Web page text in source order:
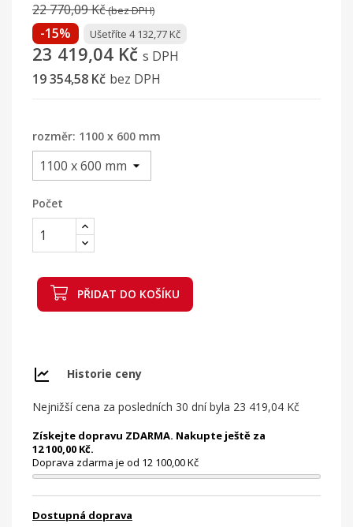
22 770,09 Kč(bez DPH)
-15% Ušetříte 4 132,77 Kč
23 419,04 Kč s DPH
19 354,58 Kč bez DPH
rozměr: 1100 x 600 mm
Počet
PŘIDAT DO KOŠÍKU
Historie ceny
Nejnižší cena za posledních 30 dní byla 23 419,04 Kč
Získejte dopravu ZDARMA. Nakupte ještě za
12 100,00 Kč.
Doprava zdarma je od 12 100,00 Kč
Dostupná doprava